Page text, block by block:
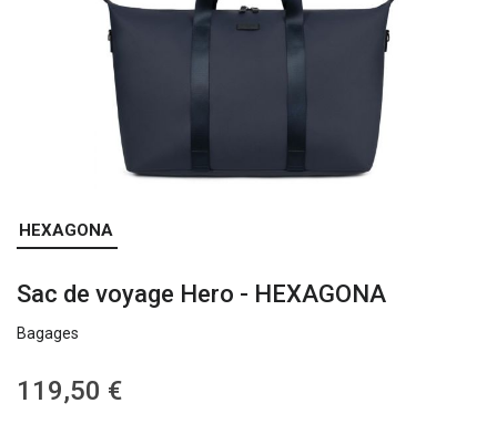
Skip
to
beginning
the
gallery
HEXAGONA
Sac de voyage Hero - HEXAGONA
Bagages
119,50 €